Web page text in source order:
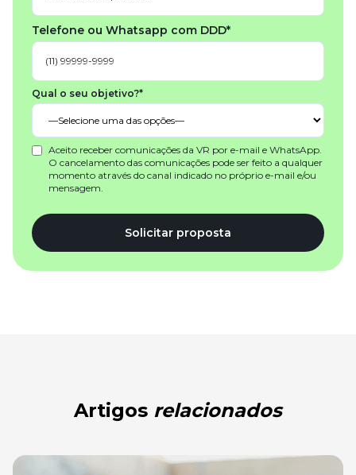
Telefone ou Whatsapp com DDD*
Qual o seu objetivo?*
Aceito receber comunicações da VR por e-mail e WhatsApp.
O cancelamento das comunicações pode ser feito a qualquer
momento através do canal indicado no próprio e-mail e/ou
mensagem.
Solicitar proposta
Artigos relacionados